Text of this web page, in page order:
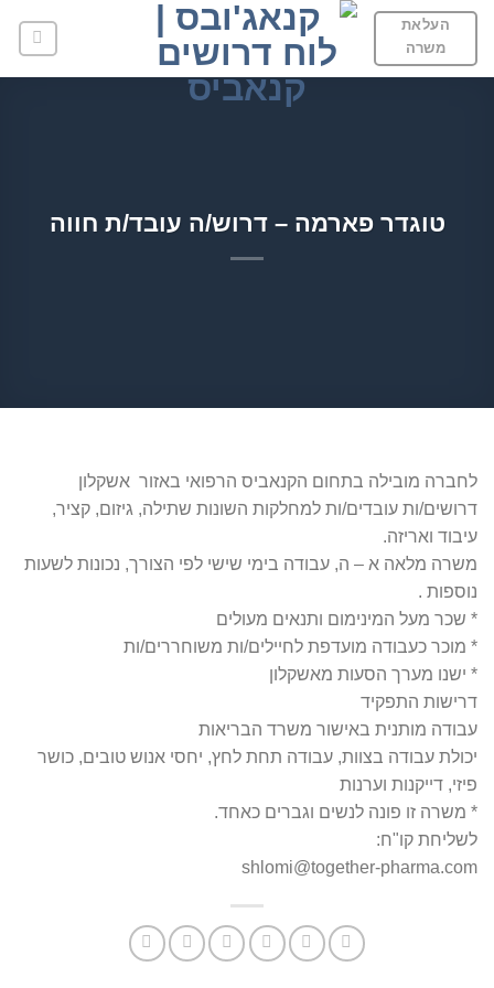
Skip
content
העלאת
משרה
טוגדר פארמה – דרוש/ה עובד/ת חווה
לחברה מובילה בתחום הקנאביס הרפואי באזור אשקלון
דרושים/ות עובדים/ות למחלקות השונות שתילה, גיזום, קציר,
עיבוד ואריזה.
משרה מלאה א – ה, עבודה בימי שישי לפי הצורך, נכונות לשעות
נוספות .
* שכר מעל המינימום ותנאים מעולים
* מוכר כעבודה מועדפת לחיילים/ות משוחררים/ות
* ישנו מערך הסעות מאשקלון
דרישות התפקיד
עבודה מותנית באישור משרד הבריאות
יכולת עבודה בצוות, עבודה תחת לחץ, יחסי אנוש טובים, כושר
פיזי, דייקנות וערנות
* משרה זו פונה לנשים וגברים כאחד.
לשליחת קו"ח:
shlomi@together-pharma.com